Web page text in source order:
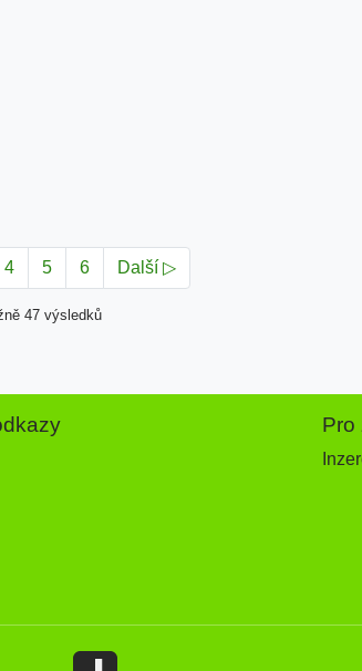
4 5 6 Další ▷
47 výsledků
Pro